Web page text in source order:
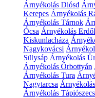
Árnyékolás Diósd
Kerepes Árnyékolás
Árnyékolás Tárnok
Ócsa Árnyékolás
Kiskunlacháza
Nagykovácsi
Sülysáp Árnyékolás
Árnyékolás Őrbottyán
Árnyékolás Tura
Nagytarcsa
Árnyékolás